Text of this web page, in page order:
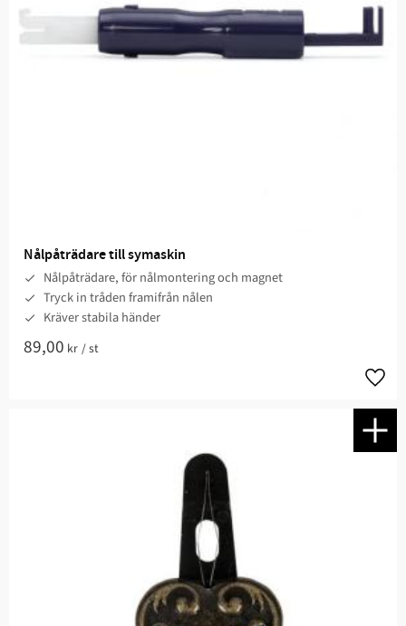
Nålpåträdare till symaskin
Nålpåträdare, för nålmontering och magnet
Tryck in tråden framifrån nålen
Kräver stabila händer
89,00 kr /st